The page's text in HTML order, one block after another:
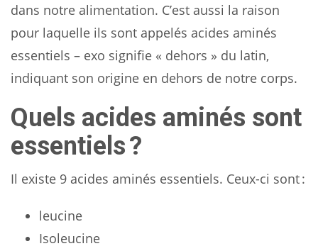
dans notre alimentation. C’est aussi la raison
pour laquelle ils sont appelés acides aminés
essentiels – exo signifie « dehors » du latin,
indiquant son origine en dehors de notre corps.
Quels acides aminés sont
essentiels ?
Il existe 9 acides aminés essentiels. Ceux-ci sont :
leucine
Isoleucine